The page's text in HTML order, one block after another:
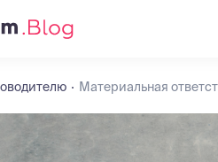
Материальная